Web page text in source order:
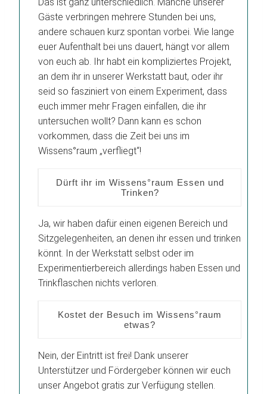
Gäste verbringen mehrere Stunden bei uns,
andere schauen kurz spontan vorbei. Wie lange
euer Aufenthalt bei uns dauert, hängt vor allem
von euch ab. Ihr habt ein kompliziertes Projekt,
an dem ihr in unserer Werkstatt baut, oder ihr
seid so fasziniert von einem Experiment, dass
euch immer mehr Fragen einfallen, die ihr
untersuchen wollt? Dann kann es schon
vorkommen, dass die Zeit bei uns im
Wissens°raum „verfliegt“!
Dürft ihr im Wissens°raum Essen und
Trinken?
Ja, wir haben dafür einen eigenen Bereich und
Sitzgelegenheiten, an denen ihr essen und trinken
könnt. In der Werkstatt selbst oder im
Experimentierbereich allerdings haben Essen und
Trinkflaschen nichts verloren.
Kostet der Besuch im Wissens°raum
etwas?
Nein, der Eintritt ist frei! Dank unserer
Unterstützer und Fördergeber können wir euch
unser Angebot gratis zur Verfügung stellen.